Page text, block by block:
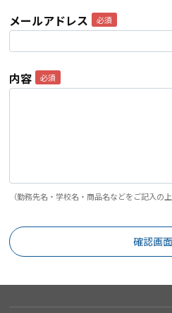
メールアドレス
内容
（勤務先名・学校名・商品名などをご記入の